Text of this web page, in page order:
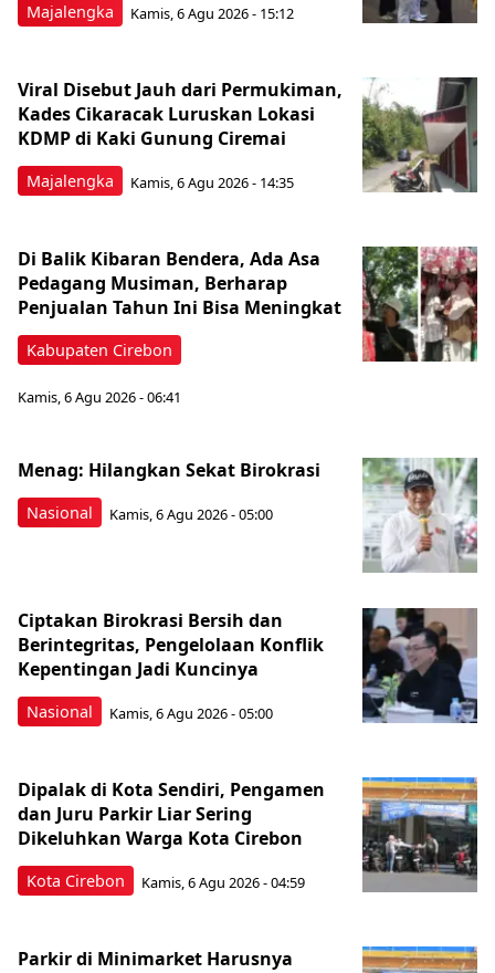
Majalengka Kamis, 6 Agu 2026 - 15:12
Majalengka
Viral Disebut Jauh dari Permukiman,
Kades Cikaracak Luruskan Lokasi
KDMP di Kaki Gunung Ciremai
Kamis, 6 Agu 2026 - 14:35
Kabupaten Cirebon
Di Balik Kibaran Bendera, Ada Asa
Pedagang Musiman, Berharap
Penjualan Tahun Ini Bisa Meningkat
Kamis, 6 Agu 2026 - 06:41
Nasional
Menag: Hilangkan Sekat Birokrasi
Kamis, 6 Agu 2026 - 05:00
Nasional
Ciptakan Birokrasi Bersih dan
Berintegritas, Pengelolaan Konflik
Kepentingan Jadi Kuncinya
Kamis, 6 Agu 2026 - 05:00
Kota Cirebon
Dipalak di Kota Sendiri, Pengamen
dan Juru Parkir Liar Sering
Dikeluhkan Warga Kota Cirebon
Kamis, 6 Agu 2026 - 04:59
Parkir di Minimarket Harusnya